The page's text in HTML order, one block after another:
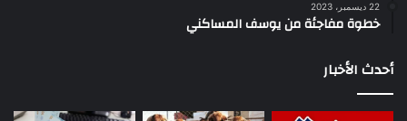
22 ديسمبر، 2023
خطوة مفاجئة من يوسف المساكني
أحدث الأخبار